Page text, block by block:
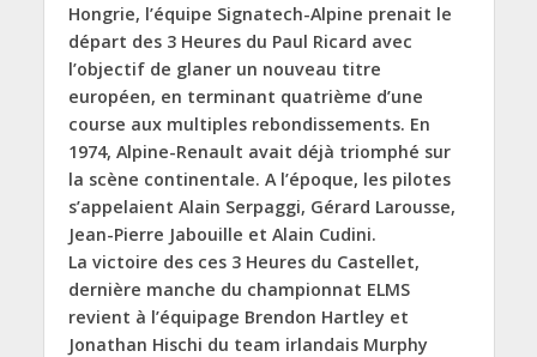
Hongrie, l’équipe Signatech-Alpine prenait le
départ des 3 Heures du Paul Ricard avec
l’objectif de glaner un nouveau titre
européen, en terminant quatrième d’une
course aux multiples rebondissements. En
1974, Alpine-Renault avait déjà triomphé sur
la scène continentale. A l’époque, les pilotes
s’appelaient Alain Serpaggi, Gérard Larousse,
Jean-Pierre Jabouille et Alain Cudini.
La victoire des ces 3 Heures du Castellet,
dernière manche du championnat ELMS
revient à l’équipage Brendon Hartley et
Jonathan Hischi du team irlandais Murphy